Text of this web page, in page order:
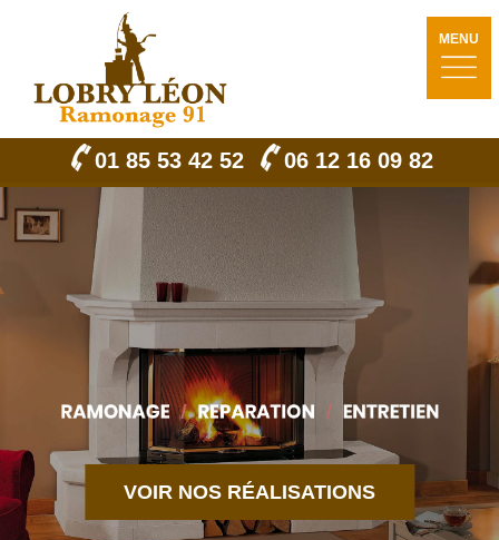
MENU
01 85 53 42 52 06 12 16 09 82
VOIR NOS RÉALISATIONS